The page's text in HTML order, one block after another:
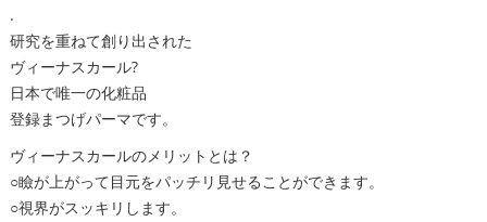
.
研究を重ねて創り出された
ヴィーナスカール?
日本で唯一の化粧品
登録まつげパーマです。
ヴィーナスカールのメリットとは？
○瞼が上がって目元をパッチリ見せることができます。
○視界がスッキリします。